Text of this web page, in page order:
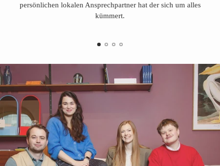
persönlichen lokalen Ansprechpartner hat der sich um alles
kümmert.